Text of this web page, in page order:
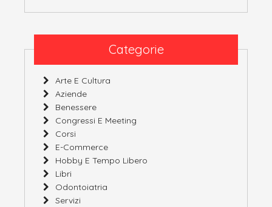
Categorie
Arte E Cultura
Aziende
Benessere
Congressi E Meeting
Corsi
E-Commerce
Hobby E Tempo Libero
Libri
Odontoiatria
Servizi